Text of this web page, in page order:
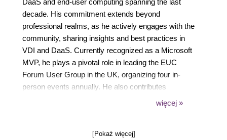
DaaS and end-user computing spanning the last
decade. His commitment extends beyond
professional realms, as he actively engages with the
community, sharing insights and best practices in
VDI and DaaS. Currently recognized as a Microsoft
MVP, he plays a pivotal role in leading the EUC
Forum User Group in the UK, organizing four in-
person events annually. He also contributes
significantly to the AVD Community newsletter,
Account Manager at Nerdio, where he leverages his
więcej »
[Pokaż więcej]